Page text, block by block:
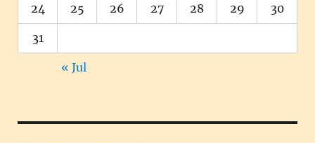
24 25 26 27 28 29 30
31
« Jul